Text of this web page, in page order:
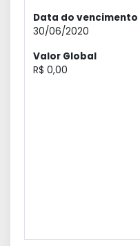
Data do vencimento
30/06/2020
Valor Global
R$ 0,00